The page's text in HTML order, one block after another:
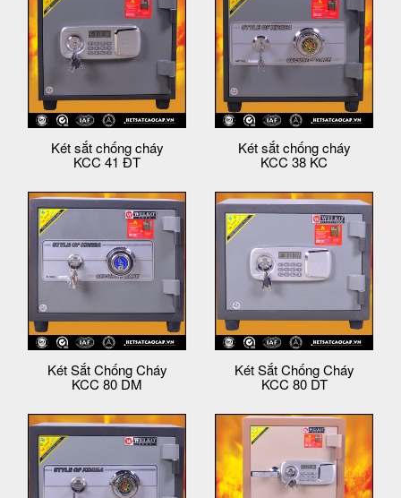
Két sắt chống cháy
KCC 41 ĐT
Két sắt chống cháy
KCC 38 KC
Két Sắt Chống Cháy
KCC 80 DM
Két Sắt Chống Cháy
KCC 80 DT